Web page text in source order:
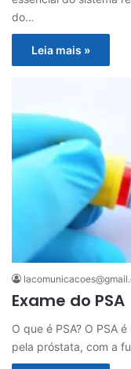
do…
Leia mais »
Exame do PSA
O que é PSA? O PSA
pela próstata, com a